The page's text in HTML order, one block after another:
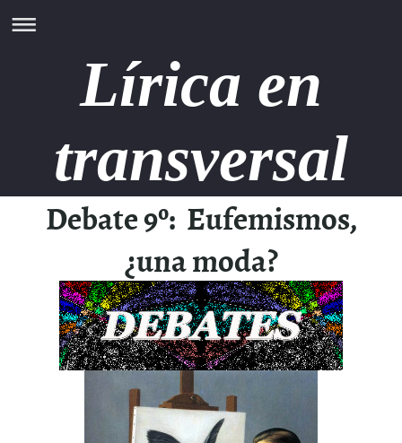
Lírica en
transversal
Debate 9º: Eufemismos,
¿una moda?